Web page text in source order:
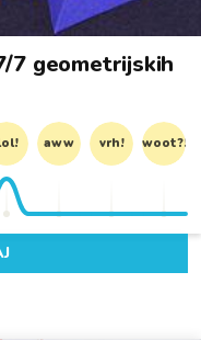
7 geometrijskih
aww vrh! woot?!